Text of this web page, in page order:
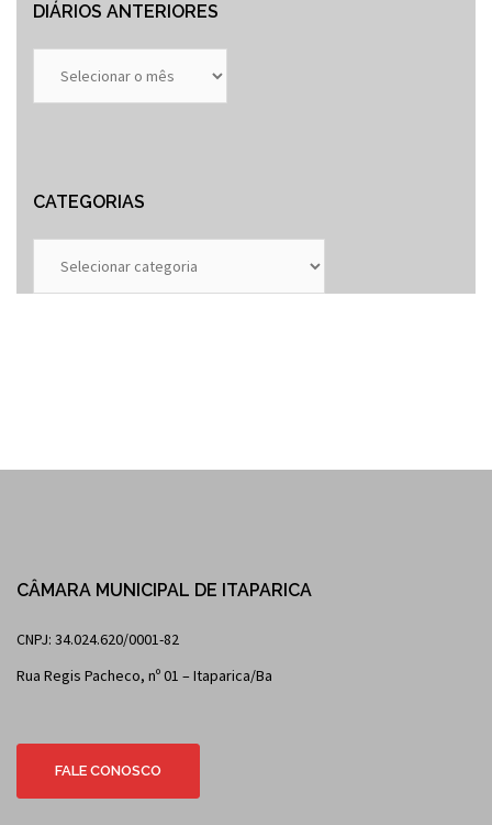
DIÁRIOS ANTERIORES
Anteriores
CATEGORIAS
CÂMARA MUNICIPAL DE ITAPARICA
CNPJ: 34.024.620/0001-82
Rua Regis Pacheco, nº 01 – Itaparica/Ba
FALE CONOSCO